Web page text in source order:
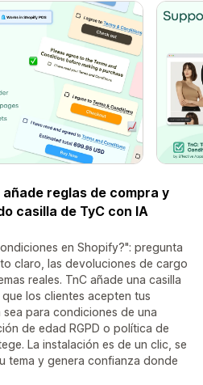
reglas de compra y
casilla de TyC con IA
en Shopify?": pregunta
claro, las devoluciones de cargo
reales. TnC añade una casilla
los clientes acepten tus
para condiciones de una
de edad RGPD o política de
La instalación es de un clic, se
tema y genera confianza donde